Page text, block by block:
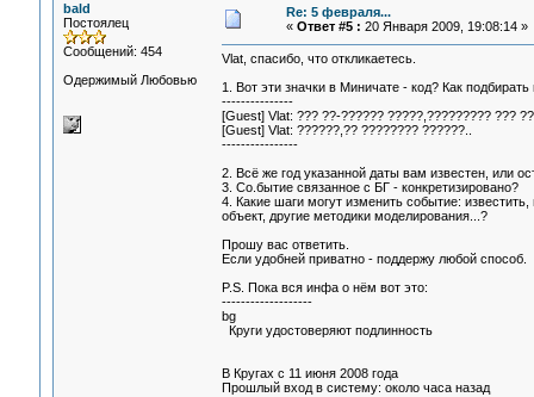
bald
Постоялец
Сообщений: 454
Одержимый Любовью
Re: 5 февраля...
« Ответ #5 : 20 Января 2009, 19:08:14 »
Vlat, спасибо, что откликаетесь.
1. Вот эти значки в Миничате - код? Как подбирать
---------------
[Guest] Vlat: ??? ??-?????? ?????,????????? ???
[Guest] Vlat: ??????,?? ???????? ??????..
----------------
2. Всё же год указанной даты вам известен, или
3. Со.бытие связанное с БГ - конкретизировано?
4. Какие шаги могут изменить событие:
объект, другие методики моделирования...?
Прошу вас ответить.
Если удобней приватно - поддержу любой способ.
P.S. Пока вся инфа о нём вот это:
-------------------
bg
Круги удостоверяют подлинность
В Кругах с 11 июня 2008 года
Прошлый вход в систему: около часа назад